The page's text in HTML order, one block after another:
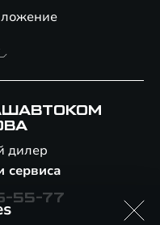
дилер
сервиса
55-77